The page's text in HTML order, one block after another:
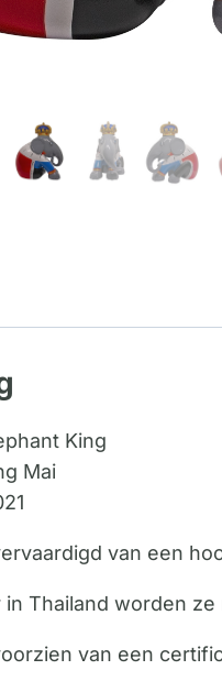
King
Mai
van een
Thailand worden
van een